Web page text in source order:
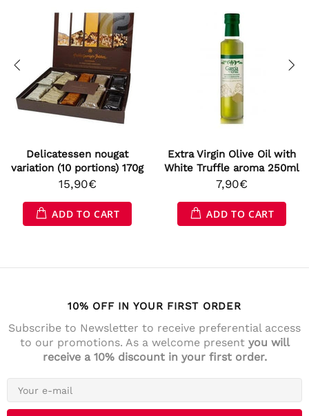
nougat
(10 portions) 170g
15,90€
ADD TO CART
Extra Virgin Olive Oil with
White Truffle aroma 250ml
ADD TO CART
10% OFF IN YOUR FIRST ORDER
Subscribe to Newsletter to receive preferential access
to our promotions. As a welcome present you will
receive a 10% discount in your first order.
Anonym